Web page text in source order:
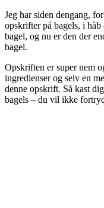
Jeg har siden dengang,
opskrifter på bagels, i
bagel, og nu er den der
bagel.
Opskriften er super nem
ingredienser og selv en
denne opskrift. Så kast
bagels – du vil ikke